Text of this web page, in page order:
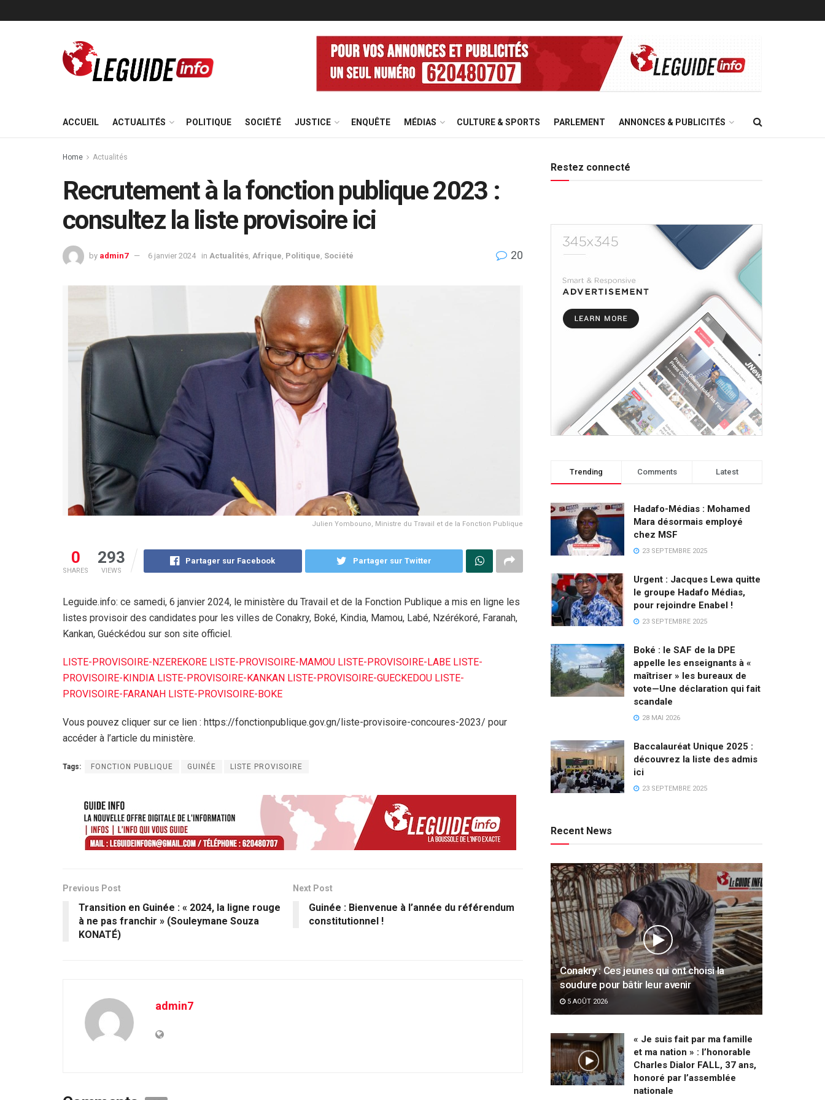
ACCUEIL ACTUALITÉS POLITIQUE SOCIÉTÉ JUSTICE ENQUÊTE MÉDIAS CULTURE & SPORTS PARLEMENT ANNONCES & PUBLICITÉS
Home Actualités
Recrutement à la fonction publique 2023 :
consultez la liste provisoire ici
by admin7 6 janvier 2024 in Actualités Afrique Politique Société 20
Julien Yombouno, Ministre du Travail et de la Fonction Publique
0
SHARES
293
VIEWS
Partager sur Facebook Partager sur Twitter
Leguide.info: ce samedi, 6 janvier 2024, le ministère du Travail et de la Fonction Publique a mis en ligne les
listes provisoir des candidates pour les villes de Conakry, Boké, Kindia, Mamou, Labé, Nzérékoré, Faranah,
Kankan, Guéckédou sur son site officiel.
LISTE-PROVISOIRE-NZEREKORE LISTE-PROVISOIRE-MAMOU LISTE-PROVISOIRE-LABE LISTE-
PROVISOIRE-KINDIA LISTE-PROVISOIRE-KANKAN LISTE-PROVISOIRE-GUECKEDOU LISTE-
PROVISOIRE-FARANAH LISTE-PROVISOIRE-BOKE
Vous pouvez cliquer sur ce lien : https://fonctionpublique.gov.gn/liste-provisoire-concoures-2023/ pour
accéder à l’article du ministère.
Tags: FONCTION PUBLIQUE GUINÉE LISTE PROVISOIRE
Previous Post
Transition en Guinée : « 2024, la ligne rouge
à ne pas franchir » (Souleymane Souza
KONATÉ)
Next Post
Guinée : Bienvenue à l’année du référendum
constitutionnel !
admin7
Restez connecté
Trending Comments Latest
Hadafo-Médias : Mohamed
Mara désormais employé
chez MSF
23 SEPTEMBRE 2025
Urgent : Jacques Lewa quitte
le groupe Hadafo Médias,
pour rejoindre Enabel !
23 SEPTEMBRE 2025
Boké : le SAF de la DPE
appelle les enseignants à «
maîtriser » les bureaux de
vote—Une déclaration qui fait
scandale
28 MAI 2026
Baccalauréat Unique 2025 :
découvrez la liste des admis
ici
23 SEPTEMBRE 2025
Recent News
Conakry : Ces jeunes qui ont choisi la
soudure pour bâtir leur avenir
5 AOÛT 2026
« Je suis fait par ma famille
et ma nation » : l’honorable
Charles Dialor FALL, 37 ans,
honoré par l’assemblée
nationale